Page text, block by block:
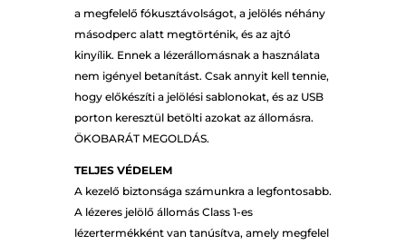
a megfelelő fókusztávolságot, a jelölés néhány
másodperc alatt megtörténik, és az ajtó
kinyílik. Ennek a lézerállomásnak a használata
nem igényel betanítást. Csak annyit kell tennie,
hogy előkészíti a jelölési sablonokat, és az USB
porton keresztül betölti azokat az állomásra.
ÖKOBARÁT MEGOLDÁS.
TELJES VÉDELEM
A kezelő biztonsága számunkra a legfontosabb.
A lézeres jelölő állomás Class 1-es
lézertermékként van tanúsítva, amely megfelel